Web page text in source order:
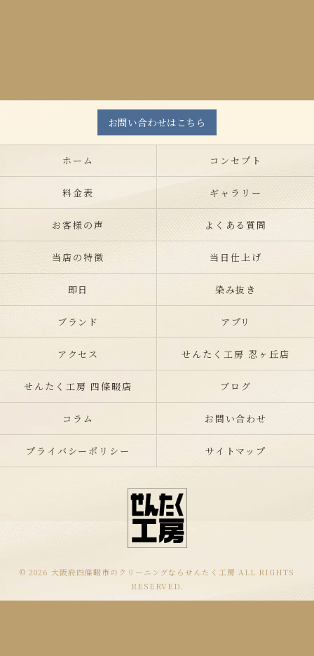
お問い合わせはこちら
ホーム コンセプト
料金表 ギャラリー
お客様の声 よくある質問
当店の特徴 当日仕上げ
即日 染み抜き
ブランド アプリ
アクセス せんたく工房 忍ヶ丘店
せんたく工房 四條畷店 ブログ
コラム お問い合わせ
プライバシーポリシー サイトマップ
© 2026 大阪府四條畷市のクリーニングならせんたく工房 ALL RIGHTS
RESERVED.